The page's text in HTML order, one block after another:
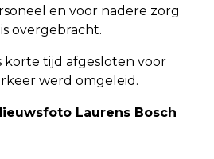
en voor nadere zorg
overgebracht.
korte tijd afgesloten voor
werd omgeleid.
Laurens Bosch